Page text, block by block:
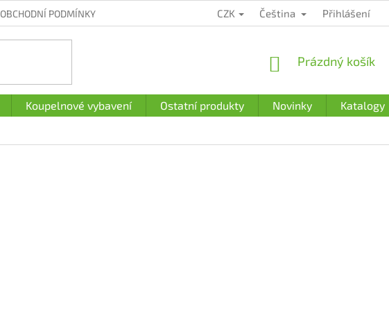
OBCHODNÍ PODMÍNKY PODMÍNKY OCHRANY OSOBNÍCH
CZK Čeština Přihlášení
NÁKUPNÍ
Prázdný košík
Koupelnové vybavení Ostatní produkty Novinky Katalogy